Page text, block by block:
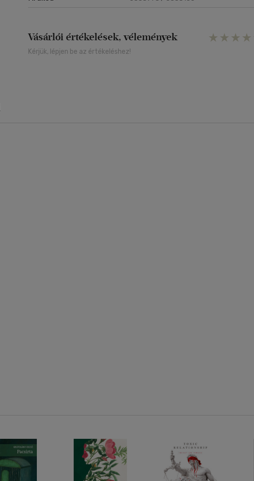
Vásárlói értékelések, vélemények
Kérjük, lépjen be az értékeléshez!